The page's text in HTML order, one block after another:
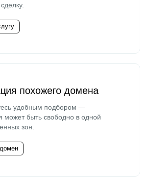
похожего домена
удобным подбором —
может быть свободно в одной
зон.